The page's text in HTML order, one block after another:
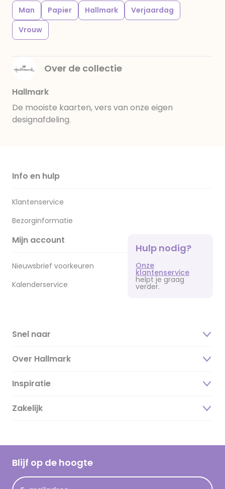
Man Papier Hallmark
Verjaardag
Vrouw
Over de collectie
Hallmark
De mooiste kaarten, vers van onze eigen
designafdeling.
Info en hulp
Klantenservice
Bezorginformatie
Mijn account
Nieuwsbrief voorkeuren
Kalenderservice
Hulp nodig?
Onze
klantenservice
helpt je graag
verder.
Snel naar
Over Hallmark
Over ons
Duurzaamheid
Hallmark Kaartclub
Acties
Inspiratie
Magazine
Cadeau inspiratie
Kaartinspiratie
Zakelijk
Blijf op de hoogte